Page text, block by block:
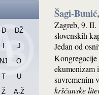
D
DŽ
J
NJ
O
T
U
Ž A-Ž
Šagi-
Zagreb, 9. II.
slovenskih
Jedan od
Kongregacije
ekumenizam
suvremenim
kršćanske